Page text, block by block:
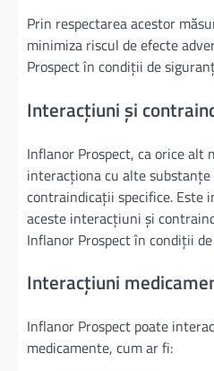
Prin respectarea acestor
minimiza riscul de efecte
Prospect în condiții de
Interacțiuni și
Inflanor Prospect, ca orice alt
interacționa cu alte substanțe
contraindicații specifice. Este
aceste interacțiuni și
Inflanor Prospect în condiții
Interacțiuni
Inflanor Prospect poate
medicamente, cum ar fi: